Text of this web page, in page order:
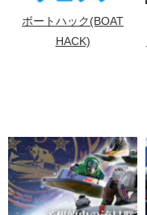
ボートハック(BOAT
HACK)